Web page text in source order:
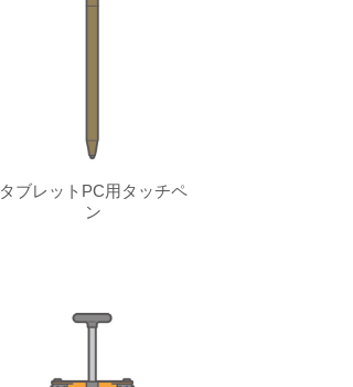
タブレットPC用タッチペ
ン